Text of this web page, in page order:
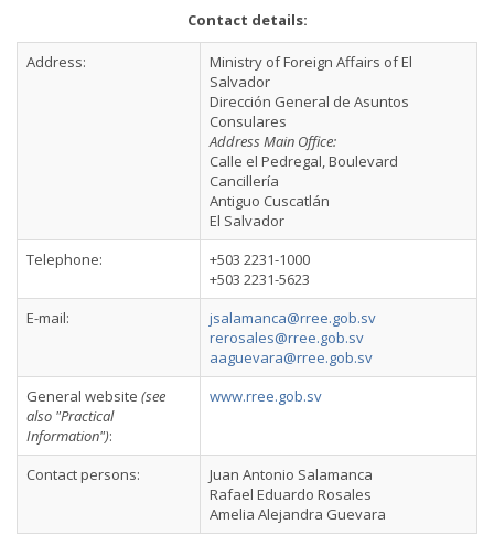
Contact details:
Address:
Ministry of Foreign Affairs of El
Salvador
Dirección General de Asuntos
Consulares
Address Main Office:
Calle el Pedregal, Boulevard
Cancillería
Antiguo Cuscatlán
El Salvador
Telephone:
+503 2231-1000
+503 2231-5623
E-mail:
jsalamanca@rree.gob.sv
rerosales@rree.gob.sv
aaguevara@rree.gob.sv
General website (see
also "Practical
Information"):
www.rree.gob.sv
Contact persons:
Juan Antonio Salamanca
Rafael Eduardo Rosales
Amelia Alejandra Guevara